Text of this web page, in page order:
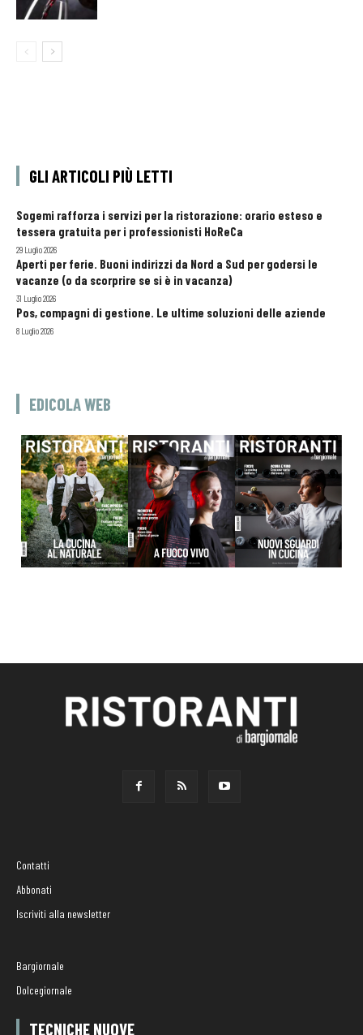
GLI ARTICOLI PIÙ LETTI
Sogemi rafforza i servizi per la ristorazione: orario esteso e
tessera gratuita per i professionisti HoReCa
29 Luglio 2026
Aperti per ferie. Buoni indirizzi da Nord a Sud per godersi le
vacanze (o da scorprire se si è in vacanza)
31 Luglio 2026
Pos, compagni di gestione. Le ultime soluzioni delle aziende
8 Luglio 2026
EDICOLA WEB
Contatti
Abbonati
Iscriviti alla newsletter
Bargiornale
Dolcegiornale
TECNICHE NUOVE